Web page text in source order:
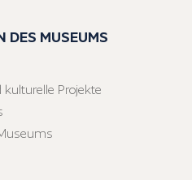
DES MUSEUMS
Projekte